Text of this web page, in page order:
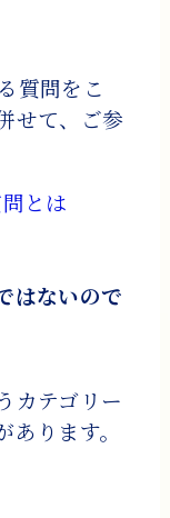
質問をこ
せて、ご参
とは
はないので
カテゴリー
ります。